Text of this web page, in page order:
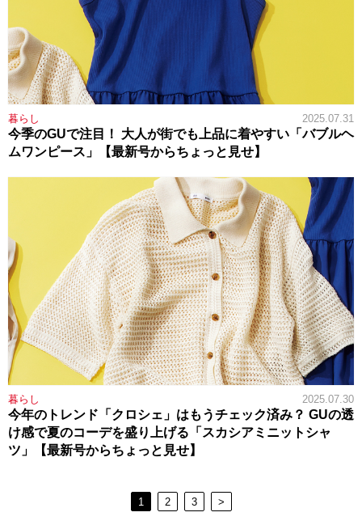
暮らし 2025.07.31
今季のGUで注目！ 大人が街でも上品に着やすい「バブルヘ
ムワンピース」【最新号からちょっと見せ】
暮らし 2025.07.30
今年のトレンド「クロシェ」はもうチェック済み？ GUの透
け感で夏のコーデを盛り上げる「スカシアミニットシャ
ツ」【最新号からちょっと見せ】
1 2 3 >